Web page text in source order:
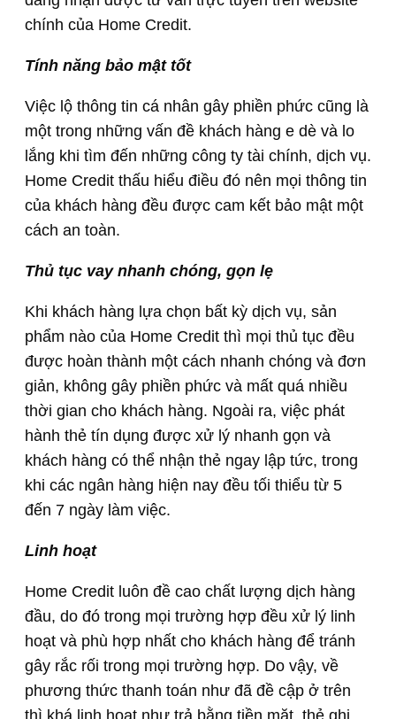
chính của Home Credit.
Tính năng bảo mật tốt
Việc lộ thông tin cá nhân gây phiền phức cũng là
một trong những vấn đề khách hàng e dè và lo
lắng khi tìm đến những công ty tài chính, dịch vụ.
Home Credit thấu hiểu điều đó nên mọi thông tin
của khách hàng đều được cam kết bảo mật một
cách an toàn.
Thủ tục vay nhanh chóng, gọn lẹ
Khi khách hàng lựa chọn bất kỳ dịch vụ, sản
phẩm nào của Home Credit thì mọi thủ tục đều
được hoàn thành một cách nhanh chóng và đơn
giản, không gây phiền phức và mất quá nhiều
thời gian cho khách hàng. Ngoài ra, việc phát
hành thẻ tín dụng được xử lý nhanh gọn và
khách hàng có thể nhận thẻ ngay lập tức, trong
khi các ngân hàng hiện nay đều tối thiểu từ 5
đến 7 ngày làm việc.
Linh hoạt
Home Credit luôn đề cao chất lượng dịch hàng
đầu, do đó trong mọi trường hợp đều xử lý linh
hoạt và phù hợp nhất cho khách hàng để tránh
gây rắc rối trong mọi trường hợp. Do vậy, về
phương thức thanh toán như đã đề cập ở trên
thì khá linh hoạt như trả bằng tiền mặt, thẻ ghi